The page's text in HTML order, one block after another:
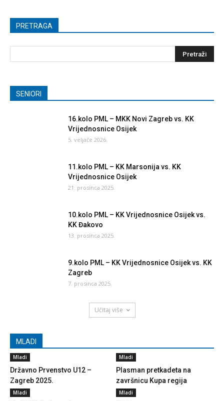
PRETRAGA
SENIORI
16.kolo PML – MKK Novi Zagreb vs. KK
Vrijednosnice Osijek
5. veljače 2026.
11.kolo PML – KK Marsonija vs. KK
Vrijednosnice Osijek
21. prosinca 2025.
10.kolo PML – KK Vrijednosnice Osijek vs.
KK Đakovo
13. prosinca 2025.
9.kolo PML – KK Vrijednosnice Osijek vs. KK
Zagreb
7. prosinca 2025.
Učitaj više
MLADI
Mladi
Državno Prvenstvo U12 –
Zagreb 2025.
Mladi
Plasman pretkadeta na
završnicu Kupa regija
Mladi Mladi